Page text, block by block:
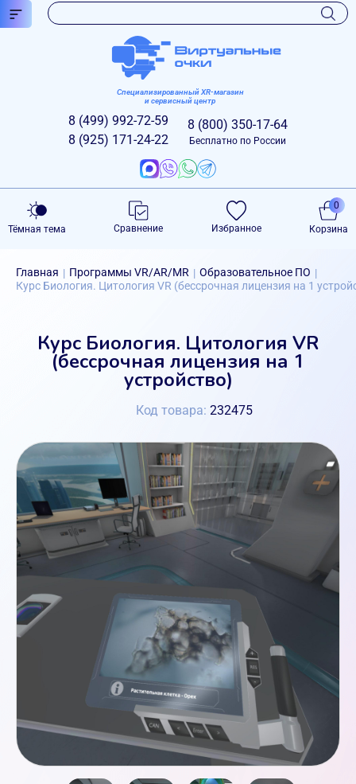
Специализированный XR-магазин
и сервисный центр
8 (499) 992-72-59
8 (925) 171-24-22
8 (800) 350-17-64
Бесплатно по России
Тёмная тема Сравнение Избранное Корзина
0
Главная | Программы VR/AR/MR | Образовательное ПО |
Курс Биология. Цитология VR (бессрочная лицензия на 1
Курс Биология. Цитология VR
(бессрочная лицензия на 1
устройство)
Код товара: 232475